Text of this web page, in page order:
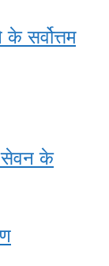
सर्वोत्तम
सेवन के